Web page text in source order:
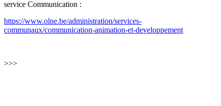
service Communication :
https://www.olne.be/administration/services-
communaux/communication-animation-et-developpement
>>>